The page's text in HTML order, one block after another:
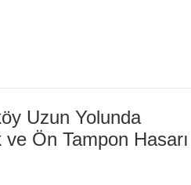
Uzun Yolunda
ve Ön Tampon Hasarı